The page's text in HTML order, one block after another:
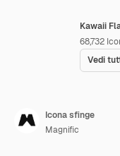
Kawaii
68,732
Vedi
Icona sfinge
Magnific